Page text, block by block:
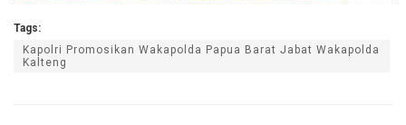
Tags:
Kapolri Promosikan Wakapolda Papua Barat Jabat Wakapolda
Kalteng